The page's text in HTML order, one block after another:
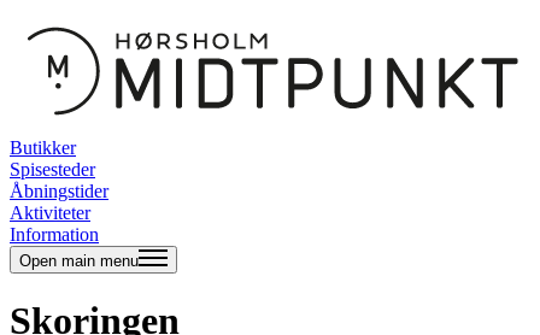
Butikker
Spisesteder
Åbningstider
Aktiviteter
Information
Open main menu
Skoringen